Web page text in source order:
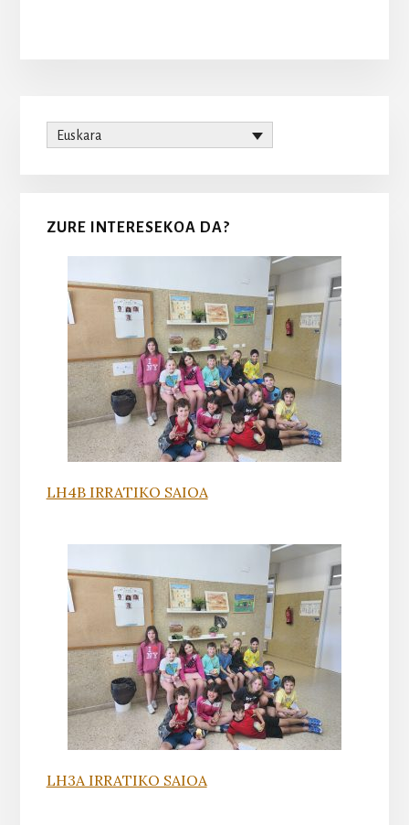
Primary
Sidebar
Euskara
ZURE INTERESEKOA DA?
LH4B IRRATIKO SAIOA
LH3A IRRATIKO SAIOA